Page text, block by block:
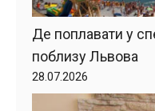
Де поплавати у
поблизу Львова
28.07.2026